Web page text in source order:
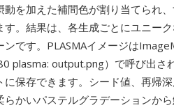
を加えた補間色が割り当てられ
。結果は、各生成ごとにユニー
です。PLASMAイメージは
plasma: output.png）で呼び出さ
保存できます。シード値、再帰
かいパステルグラデーションか